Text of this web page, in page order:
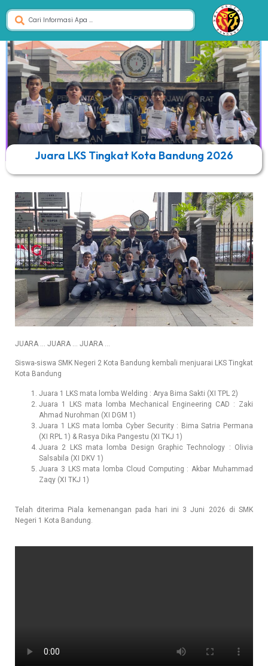
Juara LKS Tingkat Kota Bandung 2026
JUARA … JUARA … JUARA …
Siswa-siswa SMK Negeri 2 Kota Bandung kembali menjuarai LKS Tingkat
Kota Bandung
Juara 1 LKS mata lomba Welding : Arya Bima Sakti (XI TPL 2)
Juara 1 LKS mata lomba Mechanical Engineering CAD : Zaki
Ahmad Nurohman (XI DGM 1)
Juara 1 LKS mata lomba Cyber Security : Bima Satria Permana
(XI RPL 1) & Rasya Dika Pangestu (XI TKJ 1)
Juara 2 LKS mata lomba Design Graphic Technology : Olivia
Salsabila (XI DKV 1)
Juara 3 LKS mata lomba Cloud Computing : Akbar Muhammad
Zaqy (XI TKJ 1)
Telah diterima Piala kemenangan pada hari ini 3 Juni 2026 di SMK
Negeri 1 Kota Bandung.